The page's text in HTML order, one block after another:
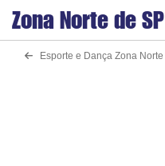
Zona Norte de SP
Esporte e Dança Zona Norte